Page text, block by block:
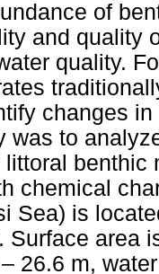
of
and quality
quality.
changes
was to
benthic
chemical
Sea) is
Surface area
26.6 m,